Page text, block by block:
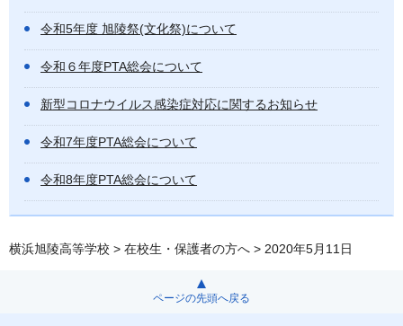
令和5年度 旭陵祭(文化祭)について
令和６年度PTA総会について
新型コロナウイルス感染症対応に関するお知らせ
令和7年度PTA総会について
令和8年度PTA総会について
横浜旭陵高等学校 > 在校生・保護者の方へ > 2020年5月11日
ページの先頭へ戻る